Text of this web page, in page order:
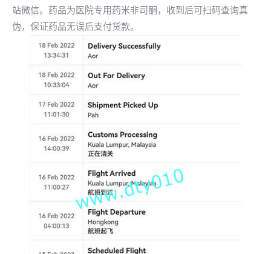
站微信。药品为医院专用药米非司酮，收到后可扫码查询真
伪，保证药品无误后支付货款。